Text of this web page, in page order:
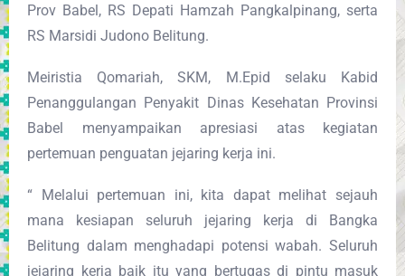
Prov Babel, RS Depati Hamzah Pangkalpinang, serta
RS Marsidi Judono Belitung.
Meiristia Qomariah, SKM, M.Epid selaku Kabid
Penanggulangan Penyakit Dinas Kesehatan Provinsi
Babel menyampaikan apresiasi atas kegiatan
pertemuan penguatan jejaring kerja ini.
“ Melalui pertemuan ini, kita dapat melihat sejauh
mana kesiapan seluruh jejaring kerja di Bangka
Belitung dalam menghadapi potensi wabah. Seluruh
jejaring kerja baik itu yang bertugas di pintu masuk